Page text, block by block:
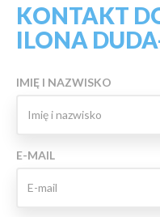
KONTAKT
ILONA
IMIĘ I NAZWISKO
E-MAIL